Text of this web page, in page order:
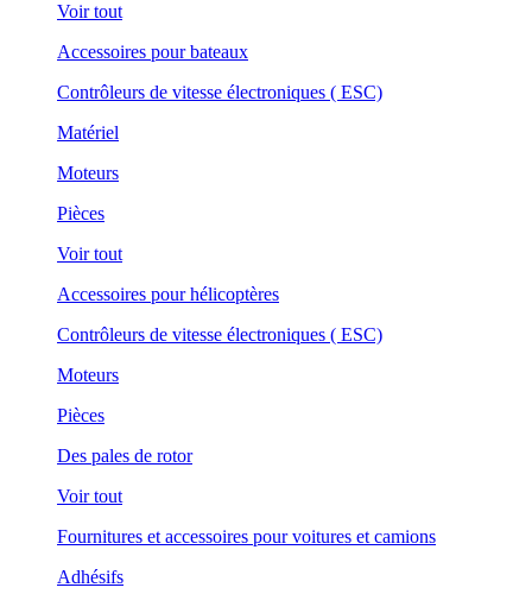
Voir tout
Accessoires pour bateaux
Contrôleurs de vitesse électroniques ( ESC)
Matériel
Moteurs
Pièces
Voir tout
Accessoires pour hélicoptères
Contrôleurs de vitesse électroniques ( ESC)
Moteurs
Pièces
Des pales de rotor
Voir tout
Fournitures et accessoires pour voitures et camions
Adhésifs